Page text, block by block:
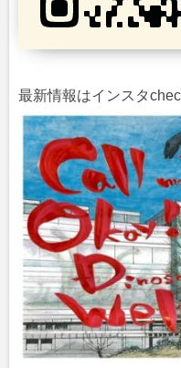
最新情報はインスタ